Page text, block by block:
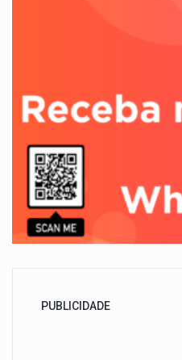
PUBLICIDADE